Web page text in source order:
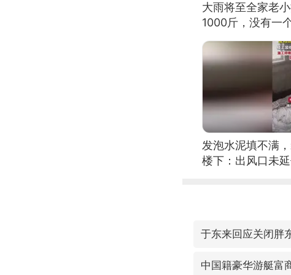
大雨将至全家老
1000斤，没有一
发泡水泥填不满
楼下：出风口未
于东来回应关闭胖
中国籍豪华游艇富